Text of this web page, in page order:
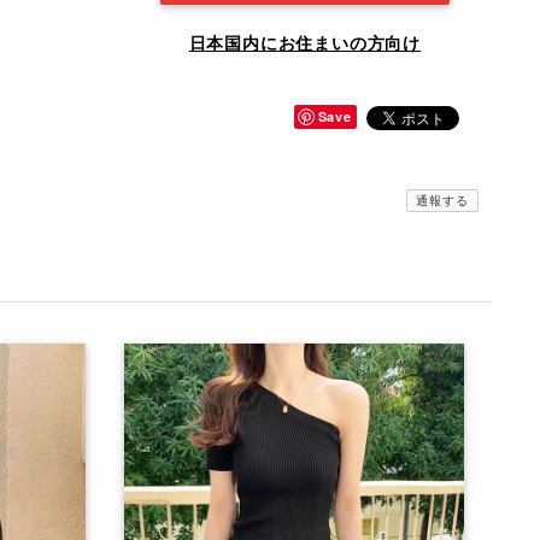
日本国内にお住まいの方向け
Save
通報する